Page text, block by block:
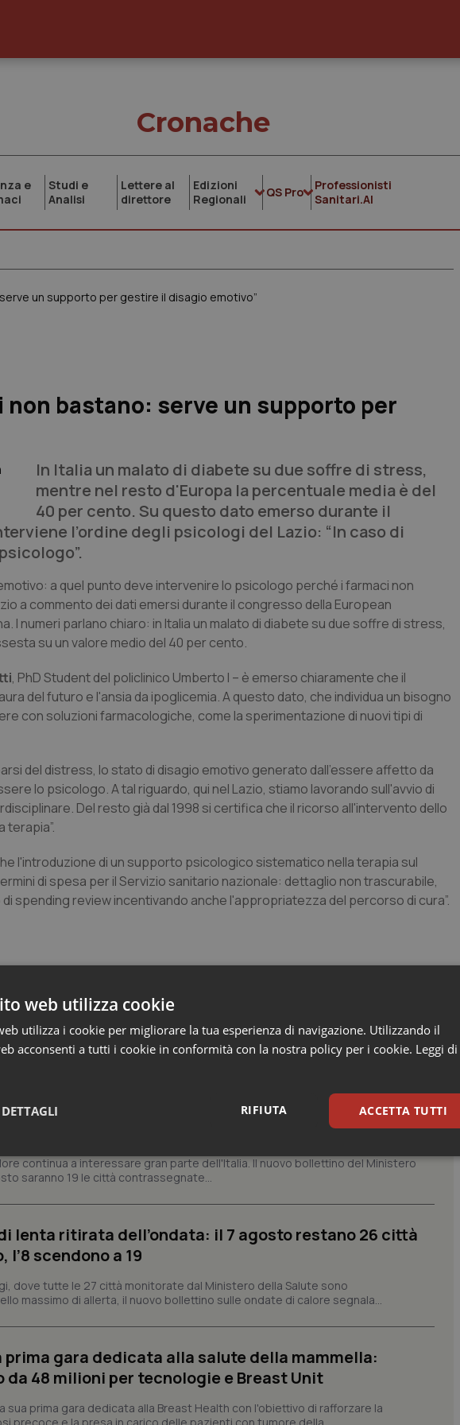
Cronache
e
Studi e
Analisi
Lettere al
direttore
Edizioni
Regionali
QS Pro
Professionisti
Sanitari.AI
un supporto per gestire il disagio emotivo”
non bastano: serve un supporto per
In Italia un malato di diabete su due soffre di stress,
mentre nel resto d'Europa la percentuale media è del
40 per cento. Su questo dato emerso durante il
l’ordine degli psicologi del Lazio: “In caso di
a quel punto deve intervenire lo psicologo perché i farmaci non
a commento dei dati emersi durante il congresso della European
I numeri parlano chiaro: in Italia un malato di diabete su due soffre di stress,
su un valore medio del 40 per cento.
, PhD Student del policlinico Umberto I – è emerso chiaramente che il
del futuro e l'ansia da ipoglicemia. A questo dato, che individua un bisogno
con soluzioni farmacologiche, come la sperimentazione di nuovi tipi di
del distress, lo stato di disagio emotivo generato dall'essere affetto da
lo psicologo. A tal riguardo, qui nel Lazio, stiamo lavorando sull'avvio di
Del resto già dal 1998 si certifica che il ricorso all'intervento dello
l'introduzione di un supporto psicologico sistematico nella terapia sul
di spesa per il Servizio sanitario nazionale: dettaglio non trascurabile,
spending review incentivando anche l'appropriatezza del percorso di cura”.
solo al Nord. Anche domenica 9 agosto 19 città da
continua a interessare gran parte dell'Italia. Il nuovo bollettino del Ministero
saranno 19 le città contrassegnate...
lenta ritirata dell’ondata: il 7 agosto restano 26 città
l’8 scendono a 19
dove tutte le 27 città monitorate dal Ministero della Salute sono
massimo di allerta, il nuovo bollettino sulle ondate di calore segnala...
prima gara dedicata alla salute della mammella:
da 48 milioni per tecnologie e Breast Unit
sua prima gara dedicata alla Breast Health con l'obiettivo di rafforzare la
web utilizza cookie
utilizza i cookie per migliorare la tua esperienza di navigazione. Utilizzando il
acconsenti a tutti i cookie in conformità con la nostra policy per i cookie. Leggi di
ACCETTA TUTTI
RIFIUTA
Statistici Marketing
contribuiscono a rendere fruibile il sito web abilitandone funzionalità di base quali la navigazione sulle pagine
YouTube
.youtube.com
5 mesi 4
settimane
Questo cookie viene utilizzato per memorizzare le
scelte di consenso e privacy dell'utente per la loro
interazione con il sito. Registra i dati sul consenso
impostazioni sulla privacy, garantendo che le loro
preferenze siano onorate nelle sessioni future.